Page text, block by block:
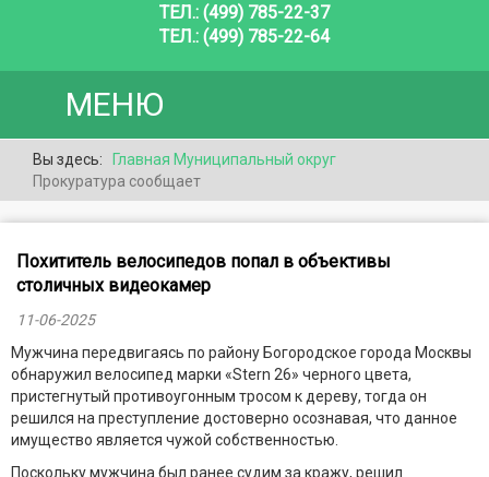
ТЕЛ.: (499) 785-22-37
ТЕЛ.: (499) 785-22-64
МЕНЮ
Вы здесь: Главная Муниципальный округ
Прокуратура сообщает
Похититель велосипедов попал в объективы
столичных видеокамер
11-06-2025
Мужчина передвигаясь по району Богородское города Москвы
обнаружил велосипед марки «Stern 26» черного цвета,
пристегнутый противоугонным тросом к дереву, тогда он
решился на преступление достоверно осознавая, что данное
имущество является чужой собственностью.
Поскольку мужчина был ранее судим за кражу, решил